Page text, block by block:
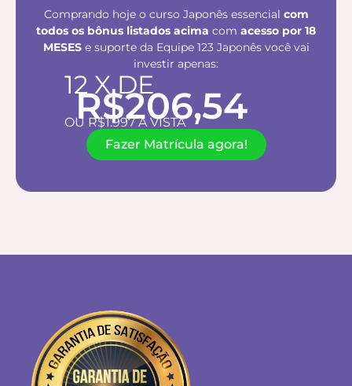
Comprando hoje o curso Japonês essencial com
todos os bônus listados acima com acesso por 18
MESESe suporte da Equipe 123 Japonês você vai
investir apenas:
12 X DE
R$206,54
OU R$1.997 À VISTA
Fazer Matrícula agora!